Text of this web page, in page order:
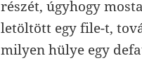
részét, úgyhogy
letöltött egy file-t,
milyen hülye egy